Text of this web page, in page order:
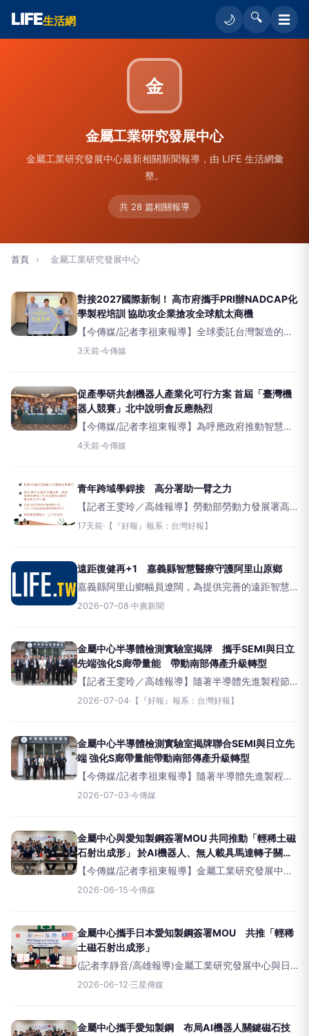
LIFE生活網 🌙 🔍 ☰
金
金屬工業研究發展中心
金屬工業研究發展中心最新相關新聞報導，由 LIFE 生活網彙
整。
共 28 篇相關報導
首頁 › 金屬工業研究發展中心
對接2027國際新制！ 高市府攜手PRI辦NADCAP化
學製程培訓 協助攻企業搶攻全球航太商機
【今傳媒/記者李祖東報導】全球委託台灣製造的飛
機引擎零組件訂單中，高達75%由高雄地區廠商負
淨零轉型趨勢
3天前·今傳媒
促產學研共創機器人產業化可行方案 首屆「臺灣機
器人競賽」北中說明會反應熱烈
【今傳媒/記者李祖東報導】為呼應政府推動智慧機
器人產業發展政策，第一屆「臺灣機器人競賽」在
鏈夥伴，並由金屬工
4天前·今傳媒
青年跨域學銲接 高分署助一臂之力
【記者王雯玲／高雄報導】勞動部勞動力發展署高
屏澎東分署配合國家重點產業發展政策推動多元化
者還可額
17天前· 【『好報』報系：台灣好報】
遠距復健再+1 嘉義縣智慧醫療守護阿里山原鄉
嘉義縣阿里山鄉幅員遼闊，為提供完善的遠距智慧
醫療服務，嘉義縣衛生局攜手奇美醫院、嘉義基督
醫療資源，將醫院復健專科
2026-07-08·中廣新聞
金屬中心半導體檢測實驗室揭牌 攜手SEMI與日立
先端強化S廊帶量能 帶動南部傳產升級轉型
【記者王雯玲／高雄報導】隨著半導體先進製程節
點持續微縮，晶圓製造廠對設備關鍵零組件之表面
半導體S
2026-07-04· 【『好報』報系：台灣好報】
金屬中心半導體檢測實驗室揭牌聯合SEMI與日立先
端 強化S廊帶量能帶動南部傳產升級轉型
【今傳媒/記者李祖東報導】隨著半導體先進製程節
點持續微縮，晶圓製造廠對設備關鍵零組件之表面
半導體S廊帶布局，
2026-07-03·今傳媒
金屬中心與愛知製鋼簽署MOU 共同推動「輕稀土磁
石射出成形」 於AI機器人、無人載具馬達轉子關鍵
技術研究
【今傳媒/記者李祖東報導】金屬工業研究發展中心
與日本愛知製鋼株式會社簽署合作備忘錄
用為推動方向。會中由金屬
2026-06-15·今傳媒
金屬中心攜手日本愛知製鋼簽署MOU 共推「輕稀
土磁石射出成形」
(記者李靜音/高雄報導)金屬工業研究發展中心與日
本愛知製鋼株式會社簽署合作備忘錄（MOU），聚
會中由金屬中心副
2026-06-12·三星傳媒
金屬中心攜手愛知製鋼 布局AI機器人關鍵磁石技